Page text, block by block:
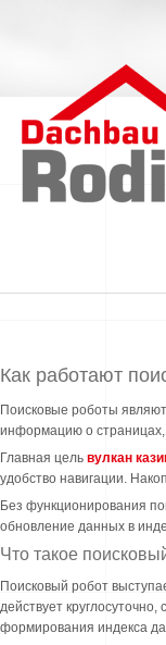
Как работают
Поисковые роботы
информацию о
Главная цель вулкан
удобство навигации.
Без функционирования
обновление данных в
Что такое
Поисковый робот
действует
формирования индекса